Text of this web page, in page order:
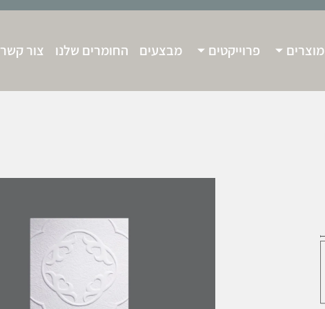
מוצרים פרוייקטים מבצעים החומרים שלנו צור קשר